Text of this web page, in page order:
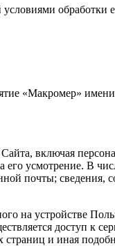
«Макромер»
включая
усмотрение. В
почты;
на устройстве
доступ к
страниц и иная